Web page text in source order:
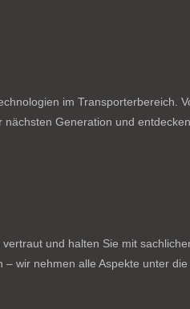
im Transporterbereich.
Generation und
und halten Sie mit
wir nehmen alle Aspekte unter die